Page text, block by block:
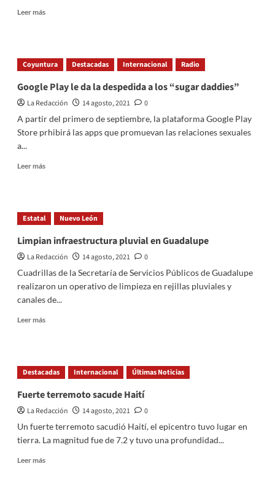
Leer másRead
ingenio
de
juventud
vuelve
peculiar
vacunación
Coyuntura Destacadas Internacional Radio
Google Play le da la despedida a los “sugar daddies”
La Redacción 14 agosto, 2021
0
A partir del primero de septiembre, la plataforma Google Play
Store prhibirá las apps que promuevan las relaciones sexuales
a...
Leer másRead
Play
le
la
despedida
a
“sugar
daddies”
Estatal Nuevo León
Limpian infraestructura pluvial en Guadalupe
La Redacción 14 agosto, 2021
0
Cuadrillas de la Secretaría de Servicios Públicos de Guadalupe
realizaron un operativo de limpieza en rejillas pluviales y
canales de...
Leer másRead
infraestructura
pluvial
Guadalupe
Destacadas Internacional Últimas Noticias
Fuerte terremoto sacude Haití
La Redacción 14 agosto, 2021
0
Un fuerte terremoto sacudió Haití, el epicentro tuvo lugar en
tierra. La magnitud fue de 7.2 y tuvo una profundidad...
Leer másRead